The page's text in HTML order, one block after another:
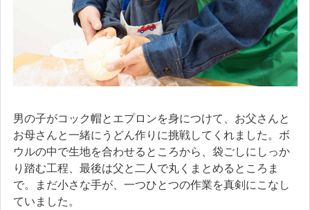
男の子がコック帽とエプロンを身につけて、お父さんと
お母さんと一緒にうどん作りに挑戦してくれました。ボ
ウルの中で生地を合わせるところから、袋ごしにしっか
り踏む工程、最後は父と二人で丸くまとめるところま
で。まだ小さな手が、一つひとつの作業を真剣にこなし
ていました。